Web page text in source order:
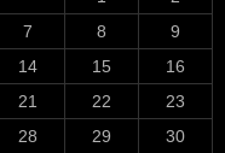
7 8
9
14 15
16
21 22
23
28 29 30